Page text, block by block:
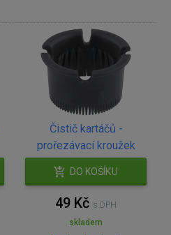
Čistič kartáčů -
prořezávací kroužek
DO KOŠÍKU
49 Kč s DPH
skladem